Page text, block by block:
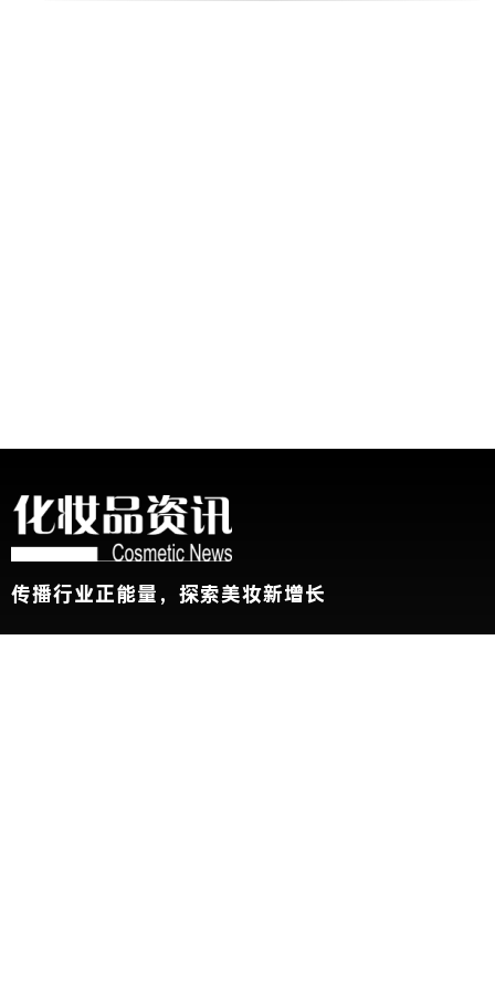
传播行业正能量，探索美妆新增长